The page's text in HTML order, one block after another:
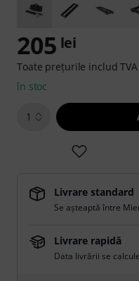
205 lei
Toate prețurile includ TVA
în stoc
1
Livrare standard
Se așteaptă între
Livrare rapidă
Data livrării se